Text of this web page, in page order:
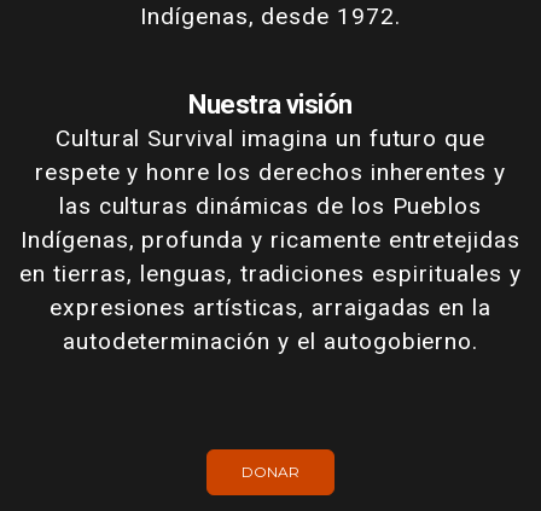
Indígenas, desde 1972.
Nuestra visión
Cultural Survival imagina un futuro que
respete y honre los derechos inherentes y
las culturas dinámicas de los Pueblos
Indígenas, profunda y ricamente entretejidas
en tierras, lenguas, tradiciones espirituales y
expresiones artísticas, arraigadas en la
autodeterminación y el autogobierno.
DONAR